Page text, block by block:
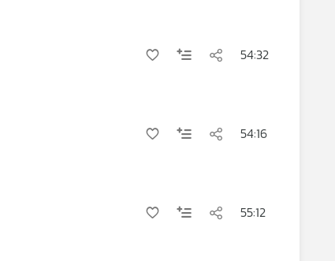
54:32
54:16
55:12